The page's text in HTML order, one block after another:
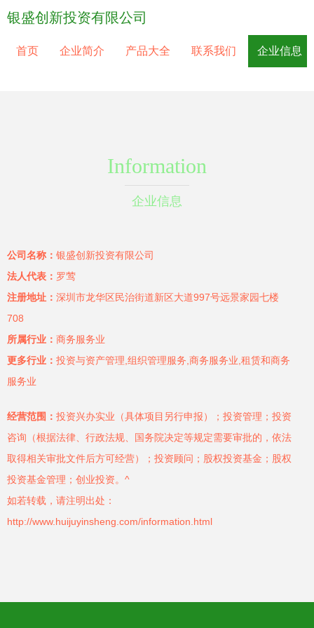
银盛创新投资有限公司
首页 企业简介 产品大全 联系我们 企业信息
Information
企业信息
公司名称： 银盛创新投资有限公司
法人代表： 罗莺
注册地址： 深圳市龙华区民治街道新区大道997号远景家园七楼
708
所属行业： 商务服务业
更多行业： 投资与资产管理,组织管理服务,商务服务业,租赁和商务
服务业
经营范围： 投资兴办实业（具体项目另行申报）；投资管理；投资
咨询（根据法律、行政法规、国务院决定等规定需要审批的，依法
取得相关审批文件后方可经营）；投资顾问；股权投资基金；股权
投资基金管理；创业投资。^
如若转载，请注明出处：
http://www.huijuyinsheng.com/information.html